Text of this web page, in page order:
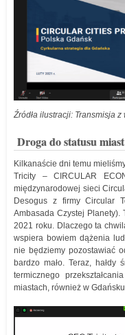
Źródła ilustracji: Transmisja z
Droga do statusu
Kilkanaście dni temu
Tricity – CIRCULAR
międzynarodowej sieci
Desogus z firmy Circular
Ambasada Czystej Planety).
2021 roku. Dlaczego ta
wspiera bowiem dążenia
nie będziemy pozostawiać
bardzo mało. Teraz,
termicznego
miastach, również w